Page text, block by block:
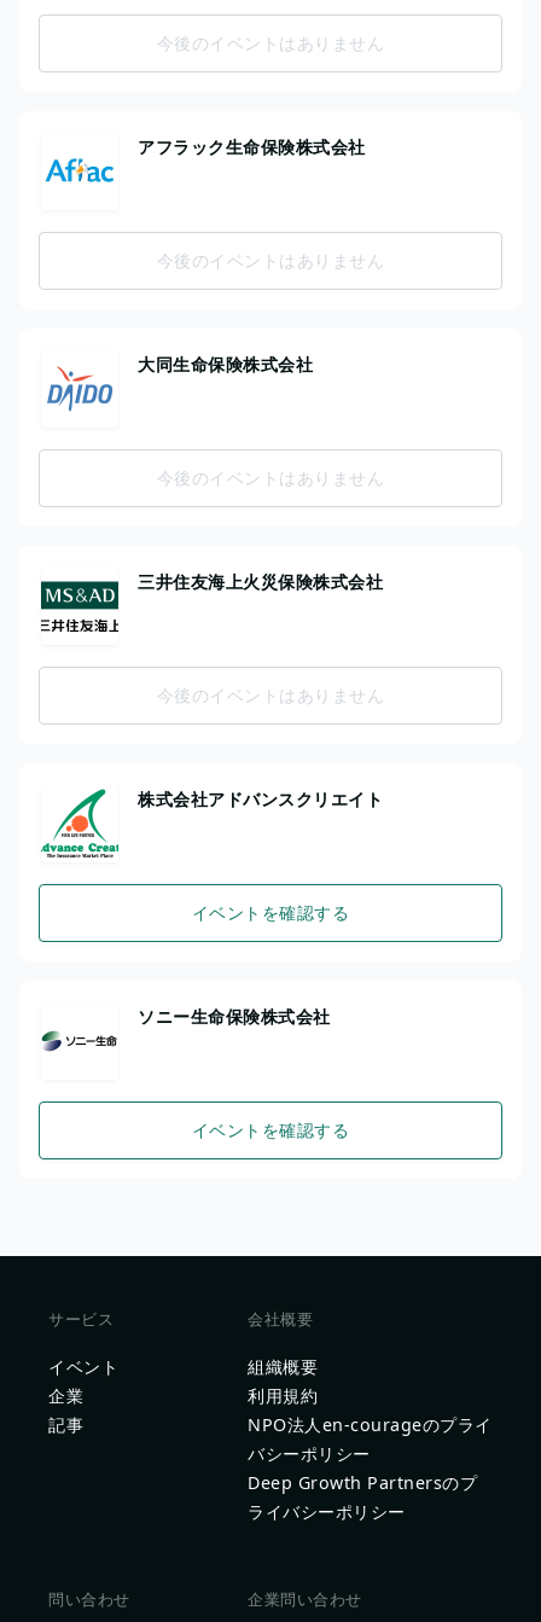
今後のイベントはありません
アフラック生命保険株式会社
今後のイベントはありません
大同生命保険株式会社
今後のイベントはありません
三井住友海上火災保険株式会社
今後のイベントはありません
株式会社アドバンスクリエイト
イベントを確認する
ソニー生命保険株式会社
イベントを確認する
サービス
イベント
企業
記事
会社概要
組織概要
利用規約
NPO法人en-courageのプライ
バシーポリシー
Deep Growth Partnersのプ
ライバシーポリシー
問い合わせ 企業問い合わせ